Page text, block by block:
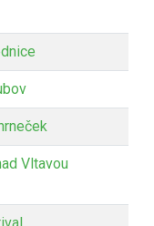
Vltavou